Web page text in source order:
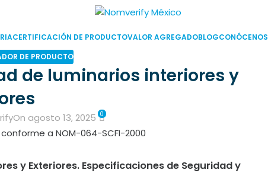
CERTIFICACIÓN DE PRODUCTOVALOR AGREGADOBLOGCONÓCENOS
DE PRODUCTO
de luminarios interiores y
On agosto 13, 2025 0
y Exteriores. Especificaciones de Seguridad y